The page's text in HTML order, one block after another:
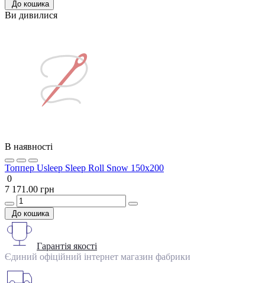
До кошика
Ви дивилися
В наявності
Топпер Usleep Sleep Roll Snow 150х200
0
7 171.00 грн
До кошика
Гарантія якості
Єдиний офіційний інтернет магазин фабрики